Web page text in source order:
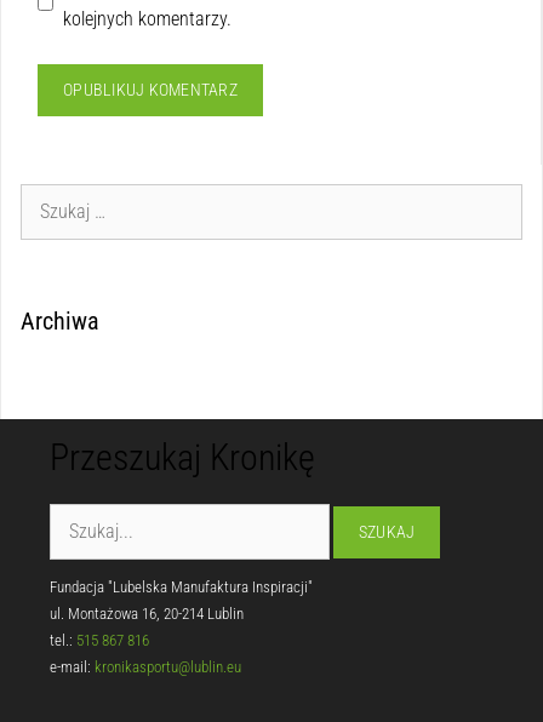
kolejnych komentarzy.
Archiwa
Przeszukaj Kronikę
Fundacja "Lubelska Manufaktura Inspiracji"
ul. Montażowa 16, 20-214 Lublin
tel.: 515 867 816
e-mail: kronikasportu@lublin.eu